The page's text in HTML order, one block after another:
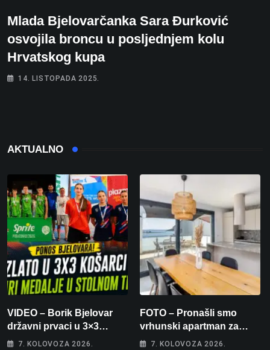
Mlada Bjelovarčanka Sara Đurković
osvojila broncu u posljednjem kolu
Hrvatskog kupa
14. LISTOPADA 2025.
AKTUALNO
VIDEO – Borik Bjelovar
državni prvaci u 3×3
košarci, Klara Končar je
7. KOLOVOZA 2026.
FOTO – Pronašli smo
vrhunski apartman za
odmor: Pogled na more, tri
7. KOLOVOZA 2026.